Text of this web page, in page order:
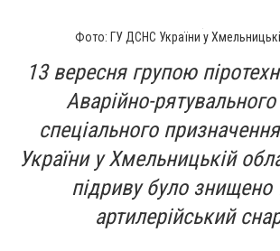
Фото: ГУ ДСНС України у
13 вересня групою
Аварійно-рятувального
спеціального
України у Хмельницькій
підриву було
артилерійський